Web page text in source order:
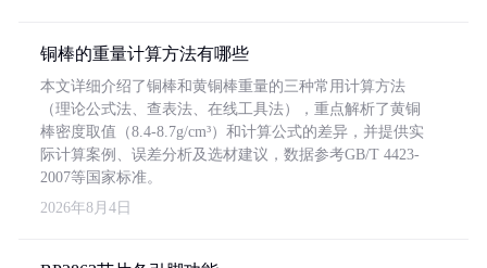
铜棒的重量计算方法有哪些
本文详细介绍了铜棒和黄铜棒重量的三种常用计算方法
（理论公式法、查表法、在线工具法），重点解析了黄铜
棒密度取值（8.4-8.7g/cm³）和计算公式的差异，并提供实
际计算案例、误差分析及选材建议，数据参考GB/T 4423-
2007等国家标准。
2026年8月4日